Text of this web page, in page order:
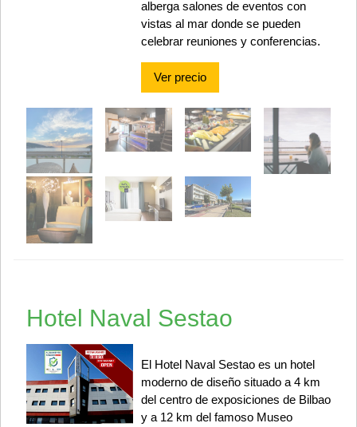
alberga salones de eventos con
vistas al mar donde se pueden
celebrar reuniones y conferencias.
Ver precio
Hotel Naval Sestao
El Hotel Naval Sestao es un hotel
moderno de diseño situado a 4 km
del centro de exposiciones de Bilbao
y a 12 km del famoso Museo